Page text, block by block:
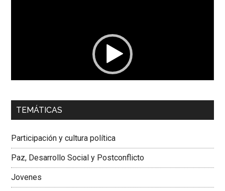
00:00 01:04
Dra. Carolina Corcho Mejía,Presidenta Corporación
Colombiana
TEMÁTICAS
Participación y cultura política
Paz, Desarrollo Social y Postconflicto
Jovenes